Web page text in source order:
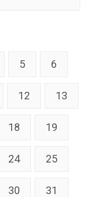
5 6
12 13
18 19
24 25
30 31